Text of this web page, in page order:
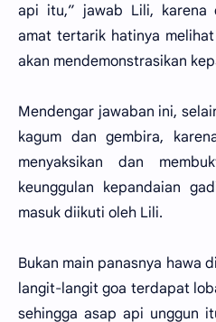
api itu,” jawab Lili, karena
amat tertarik hatinya
akan mendemonstrasikan
Mendengar jawaban ini,
kagum dan gembira,
menyaksikan dan
keunggulan kepandaian
masuk diikuti oleh Lili.
Bukan main panasnya hawa
langit-langit goa terdapat
sehingga asap api unggun